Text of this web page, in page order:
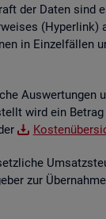
der Daten
in
Aus­wer­tun­gen
wird ein
zur